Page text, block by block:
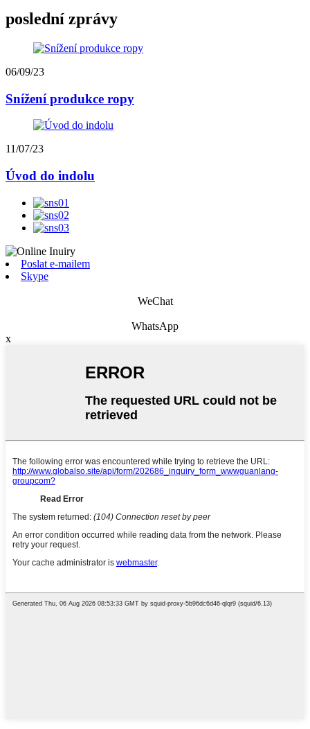
poslední zprávy
06/09/23
Snížení produkce ropy
11/07/23
Úvod do indolu
Poslat e-mailem
Skype
WeChat
WhatsApp
x